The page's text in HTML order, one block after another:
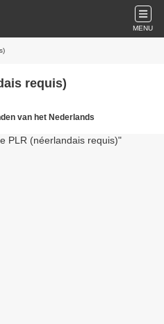
MENU
requis)
van het Nederlands